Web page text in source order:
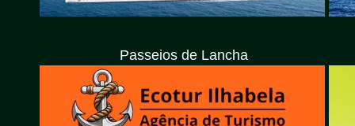
Passeios de Lancha